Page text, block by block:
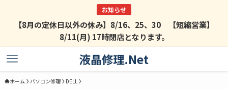
【8月の定休日以外の休み】8/16、25、30 【短縮営業】
8/11(月) 17時閉店となります。
液晶修理.Net
ホーム パソコン修理 DELL